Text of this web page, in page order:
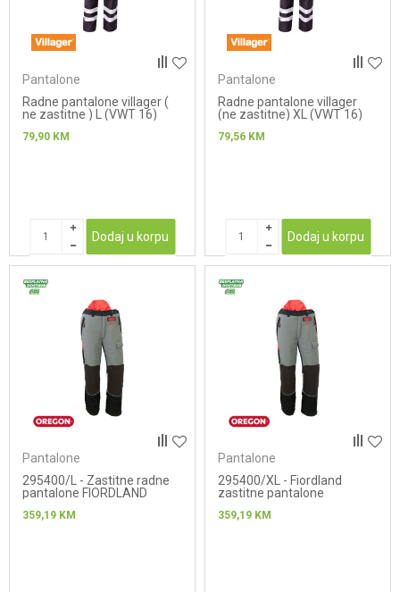
Pantalone
Radne pantalone villager (
ne zastitne ) L (VWT 16)
79,90 KM
Dodaj u korpu
Pantalone
Radne pantalone villager
(ne zastitne) XL (VWT 16)
79,56 KM
Dodaj u korpu
Pantalone
295400/L - Zastitne radne
pantalone FIORDLAND
359,19 KM
Pantalone
295400/XL - Fiordland
zastitne pantalone
359,19 KM